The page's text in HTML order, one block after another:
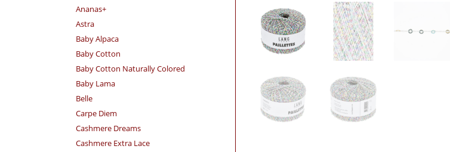
Ananas+
Astra
Baby Alpaca
Baby Cotton
Baby Cotton Naturally Colored
Baby Lama
Belle
Carpe Diem
Cashmere Dreams
Cashmere Extra Lace